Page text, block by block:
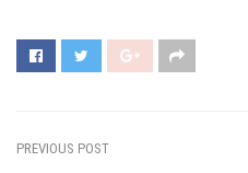
PREVIOUS POST